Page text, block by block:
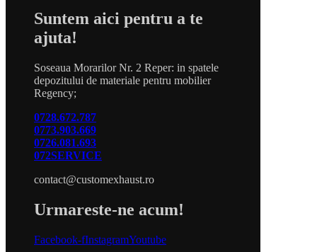
Suntem aici pentru a te
ajuta!
Soseaua Morarilor Nr. 2 Reper: in spatele
depozitului de materiale pentru mobilier
Regency;
0728.672.787
0773.903.669
0726.081.693
072SERVICE
contact@customexhaust.ro
Urmareste-ne acum!
Facebook-fInstagramYoutube